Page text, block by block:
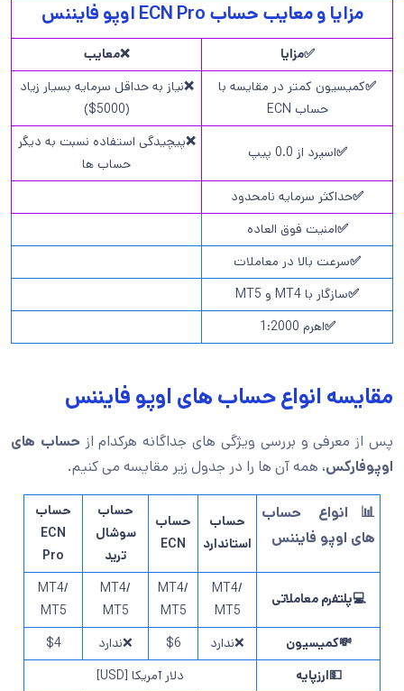
مزایا و معایب حساب ECN Pro اوپو فایننس
✅مزایا
❌معایب
✅کمیسیون کمتر در مقایسه با
حساب ECN
❌نیاز به حداقل سرمایه بسیار زیاد
(5000$)
✅اسپرد از 0.0 پیپ
❌پیچیدگی استفاده نسبت به دیگر
حساب ها
✅حداکثر سرمایه نامحدود
✅امنیت فوق العاده
✅سرعت بالا در معاملات
✅سازگار با MT4 و MT5
✅اهرم 1:2000
مقایسه انواع حساب های اوپو فایننس
پس از معرفی و بررسی ویژگی های جداگانه هرکدام ازحساب های
اوپوفارکس، همه آن ها را در جدول زیر مقایسه می کنیم.
📊انواع حساب
های اوپو فایننس
حساب
استاندارد
حساب
ECN
حساب
سوشال
ترید
حساب
ECN
Pro
💻پلتفرم معاملاتی
MT4/
MT5
MT4/
MT5
MT4/
MT5
MT4/
MT5
💸کمیسیون
❌ندارد $6 ❌ندارد
$4
💵ارزپایه
دلار آمریکا [USD]